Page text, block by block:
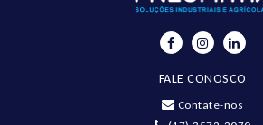
FALE CONOSCO
Contate-nos